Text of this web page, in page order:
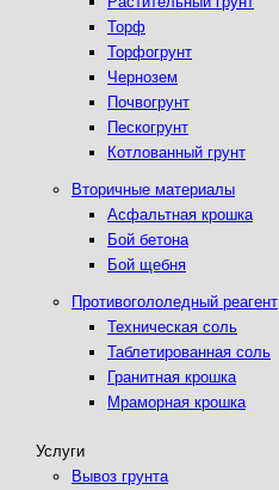
Торф
Торфогрунт
Чернозем
Почвогрунт
Пескогрунт
Котлованный грунт
Вторичные материалы
Асфальтная крошка
Бой бетона
Бой щебня
Противогололедный реагент
Техническая соль
Таблетированная соль
Гранитная крошка
Мраморная крошка
Услуги
Вывоз грунта